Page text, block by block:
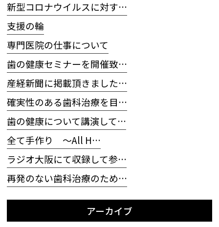
新型コロナウイルスに対す…
支援の輪
専門医院の仕事について
歯の健康セミナーを開催致…
産経新聞に掲載頂きました…
確実性のある歯科治療を目…
歯の健康について講演して…
全て手作り 〜All H…
ラジオ大阪にて収録して参…
再発のない歯科治療のため…
アーカイブ